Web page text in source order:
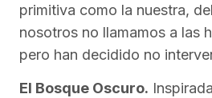
primitiva como la nuestra,
nosotros no llamamos a las
pero han decidido no
El Bosque Oscuro.